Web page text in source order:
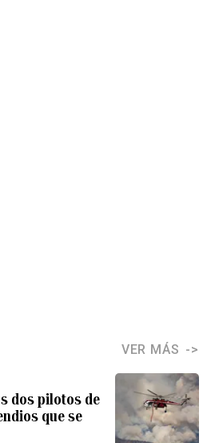
VER MÁS
dos pilotos de
que se